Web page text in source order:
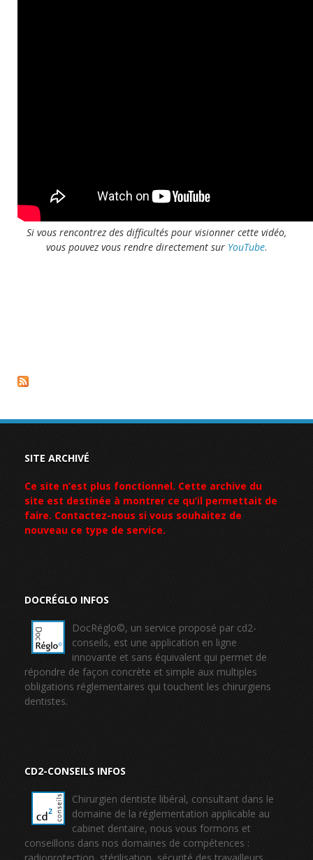
Si vous rencontrez des difficultés pour visionner cette vidéo,
vous pouvez vous rendre directement sur YouTube.
SITE ARCHIVÉ
Ce site n’est plus fonctionnel. Cette archive du
site est destinée à montrer ce qu’il permettait de
faire. Contactez-nous si vous souhaitez de
nouveau ce type de service.
DOCRÉGLO INFOS
DocRéglo©, un service proposé par cd2-
conseils, est une application en ligne
innovante et sans équivalent qui permet de
répondre de façon concrète et simple aux multiples
obligations réglementaires qui touchent les chirurgiens
dentistes.
CD2-CONSEILS INFOS
Chirurgien dentiste libéral, consultant dans le
domaine de la réglementation applicable au
cabinet dentaire, nous vous formons et
conseillons dans nos domaines de compétences :